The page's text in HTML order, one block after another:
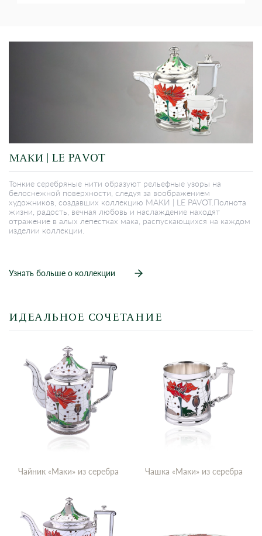
ИДЕАЛЬНОЕ СОЧЕТАНИЕ
Чайник «Маки» из серебра Чашка «Маки» из серебра
МАКИ | LE PAVOT
Тонкие серебряные нити образуют рельефные узоры на
белоснежной поверхности, следуя за воображением
художников, создавших коллекцию МАКИ | LE PAVOT.Полнота
жизни, радость, вечная любовь и наслаждение находят
отражение в алых лепестках мака, распускающихся на каждом
изделии коллекции.
Узнать больше о коллекции